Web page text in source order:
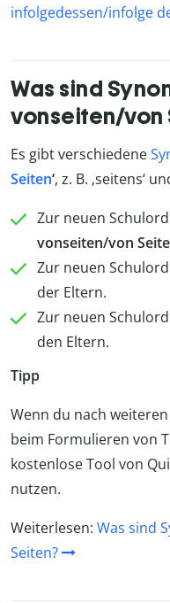
infolgedessen/infolge
Was sind
vonseiten/von
Es gibt verschiedene
Seiten‘, z. B. ‚seitens‘
Zur neuen
vonseiten/von
Zur neuen
der Eltern.
Zur neuen
den Eltern.
Tipp
Wenn du nach
beim Formulieren von
kostenlose Tool von
nutzen.
Weiterlesen: Was sind
Seiten?